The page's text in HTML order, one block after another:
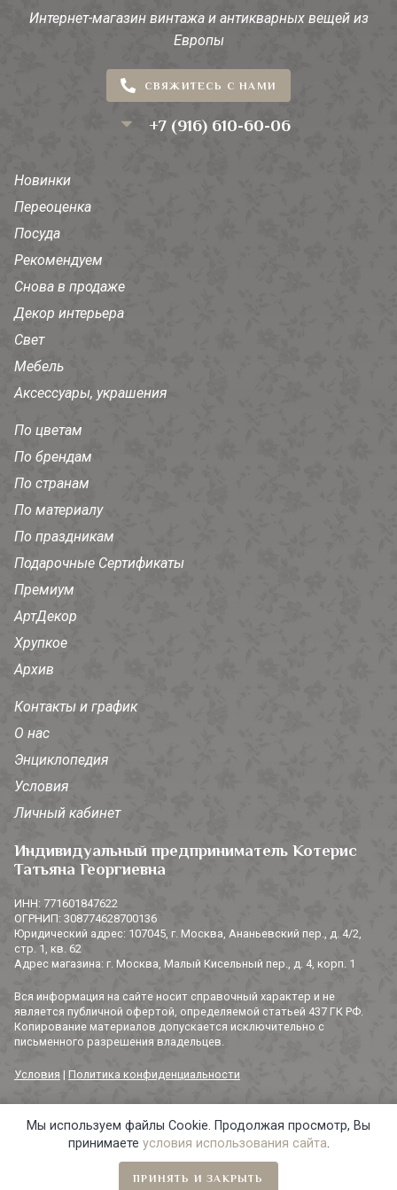
Интернет-магазин винтажа и антикварных вещей из
Европы
СВЯЖИТЕСЬ С НАМИ
+7 (916) 610-60-06
Новинки
Переоценка
Посуда
Рекомендуем
Снова в продаже
Декор интерьера
Свет
Мебель
Аксессуары, украшения
По цветам
По брендам
По странам
По материалу
По праздникам
Подарочные Сертификаты
Премиум
АртДекор
Хрупкое
Архив
Контакты и график
О нас
Энциклопедия
Условия
Личный кабинет
Индивидуальный предприниматель Котерис
Татьяна Георгиевна
ИНН: 771601847622
ОГРНИП: 308774628700136
Юридический адрес: 107045, г. Москва, Ананьевский пер., д. 4/2,
стр. 1, кв. 62
Адрес магазина: г. Москва, Малый Кисельный пер., д. 4, корп. 1
Вся информация на сайте носит справочный характер и не
является публичной офертой, определяемой статьей 437 ГК РФ.
Копирование материалов допускается исключительно с
письменного разрешения владельцев.
Условия | Политика конфиденциальности
© 2014-2026 «3 СОРОКИ». Все права защищены.
Мы используем файлы Cookie. Продолжая просмотр, Вы
принимаете условия использования сайта.
ПРИНЯТЬ И ЗАКРЫТЬ